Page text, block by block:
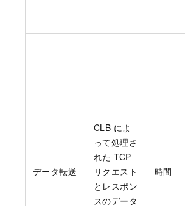
データ転送
CLB によ
って処理さ
れた TCP
リクエスト
とレスポン
スのデータ
時間